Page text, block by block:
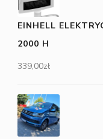
EINHELL
2000 H
339,00zł